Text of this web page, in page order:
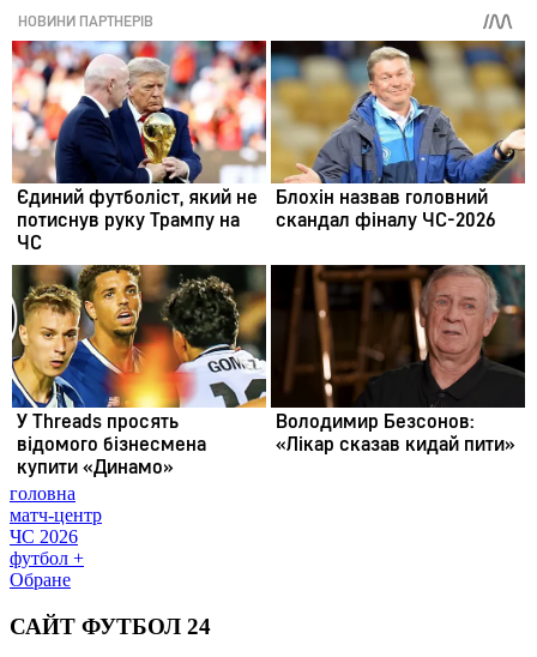
головна
матч-центр
ЧС 2026
футбол +
Обране
САЙТ ФУТБОЛ 24